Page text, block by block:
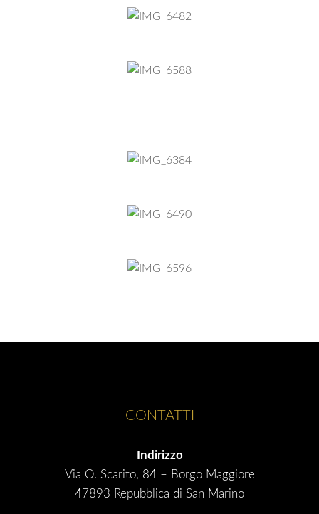
CONTATTI
Indirizzo
Via O. Scarito, 84 – Borgo Maggiore
47893 Repubblica di San Marino